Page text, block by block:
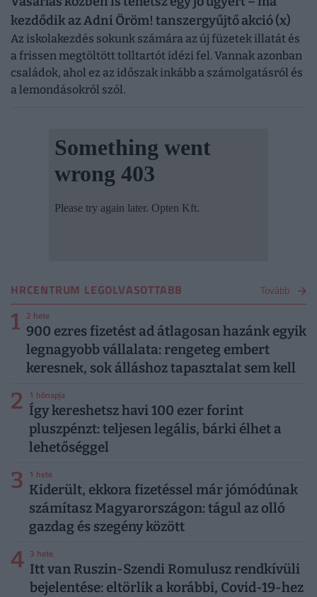
kezdődik az Adni Öröm! tanszergyűjtő akció (x)
Az iskolakezdés sokunk számára az új füzetek illatát és
a frissen megtöltött tolltartót idézi fel. Vannak azonban
családok, ahol ez az időszak inkább a számolgatásról és
a lemondásokról szól.
HRCENTRUM LEGOLVASOTTABB Tovább
1 2 hete
900 ezres fizetést ad átlagosan hazánk egyik
legnagyobb vállalata: rengeteg embert
keresnek, sok álláshoz tapasztalat sem kell
2 1 hónapja
Így kereshetsz havi 100 ezer forint
pluszpénzt: teljesen legális, bárki élhet a
lehetőséggel
3 1 hete
Kiderült, ekkora fizetéssel már jómódúnak
számítasz Magyarországon: tágul az olló
gazdag és szegény között
4 3 hete
Itt van Ruszin-Szendi Romulusz rendkívüli
bejelentése: eltörlik a korábbi, Covid-19-hez